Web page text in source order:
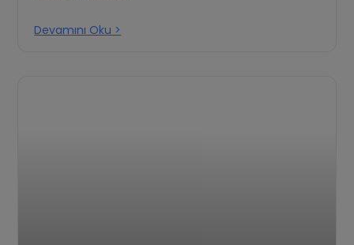
Devamını Oku >